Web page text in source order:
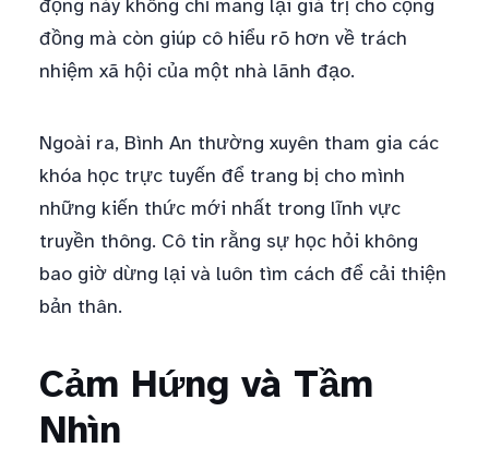
động này không chỉ mang lại giá trị cho cộng
đồng mà còn giúp cô hiểu rõ hơn về trách
nhiệm xã hội của một nhà lãnh đạo.
Ngoài ra, Bình An thường xuyên tham gia các
khóa học trực tuyến để trang bị cho mình
những kiến thức mới nhất trong lĩnh vực
truyền thông. Cô tin rằng sự học hỏi không
bao giờ dừng lại và luôn tìm cách để cải thiện
bản thân.
Cảm Hứng và Tầm
Nhìn